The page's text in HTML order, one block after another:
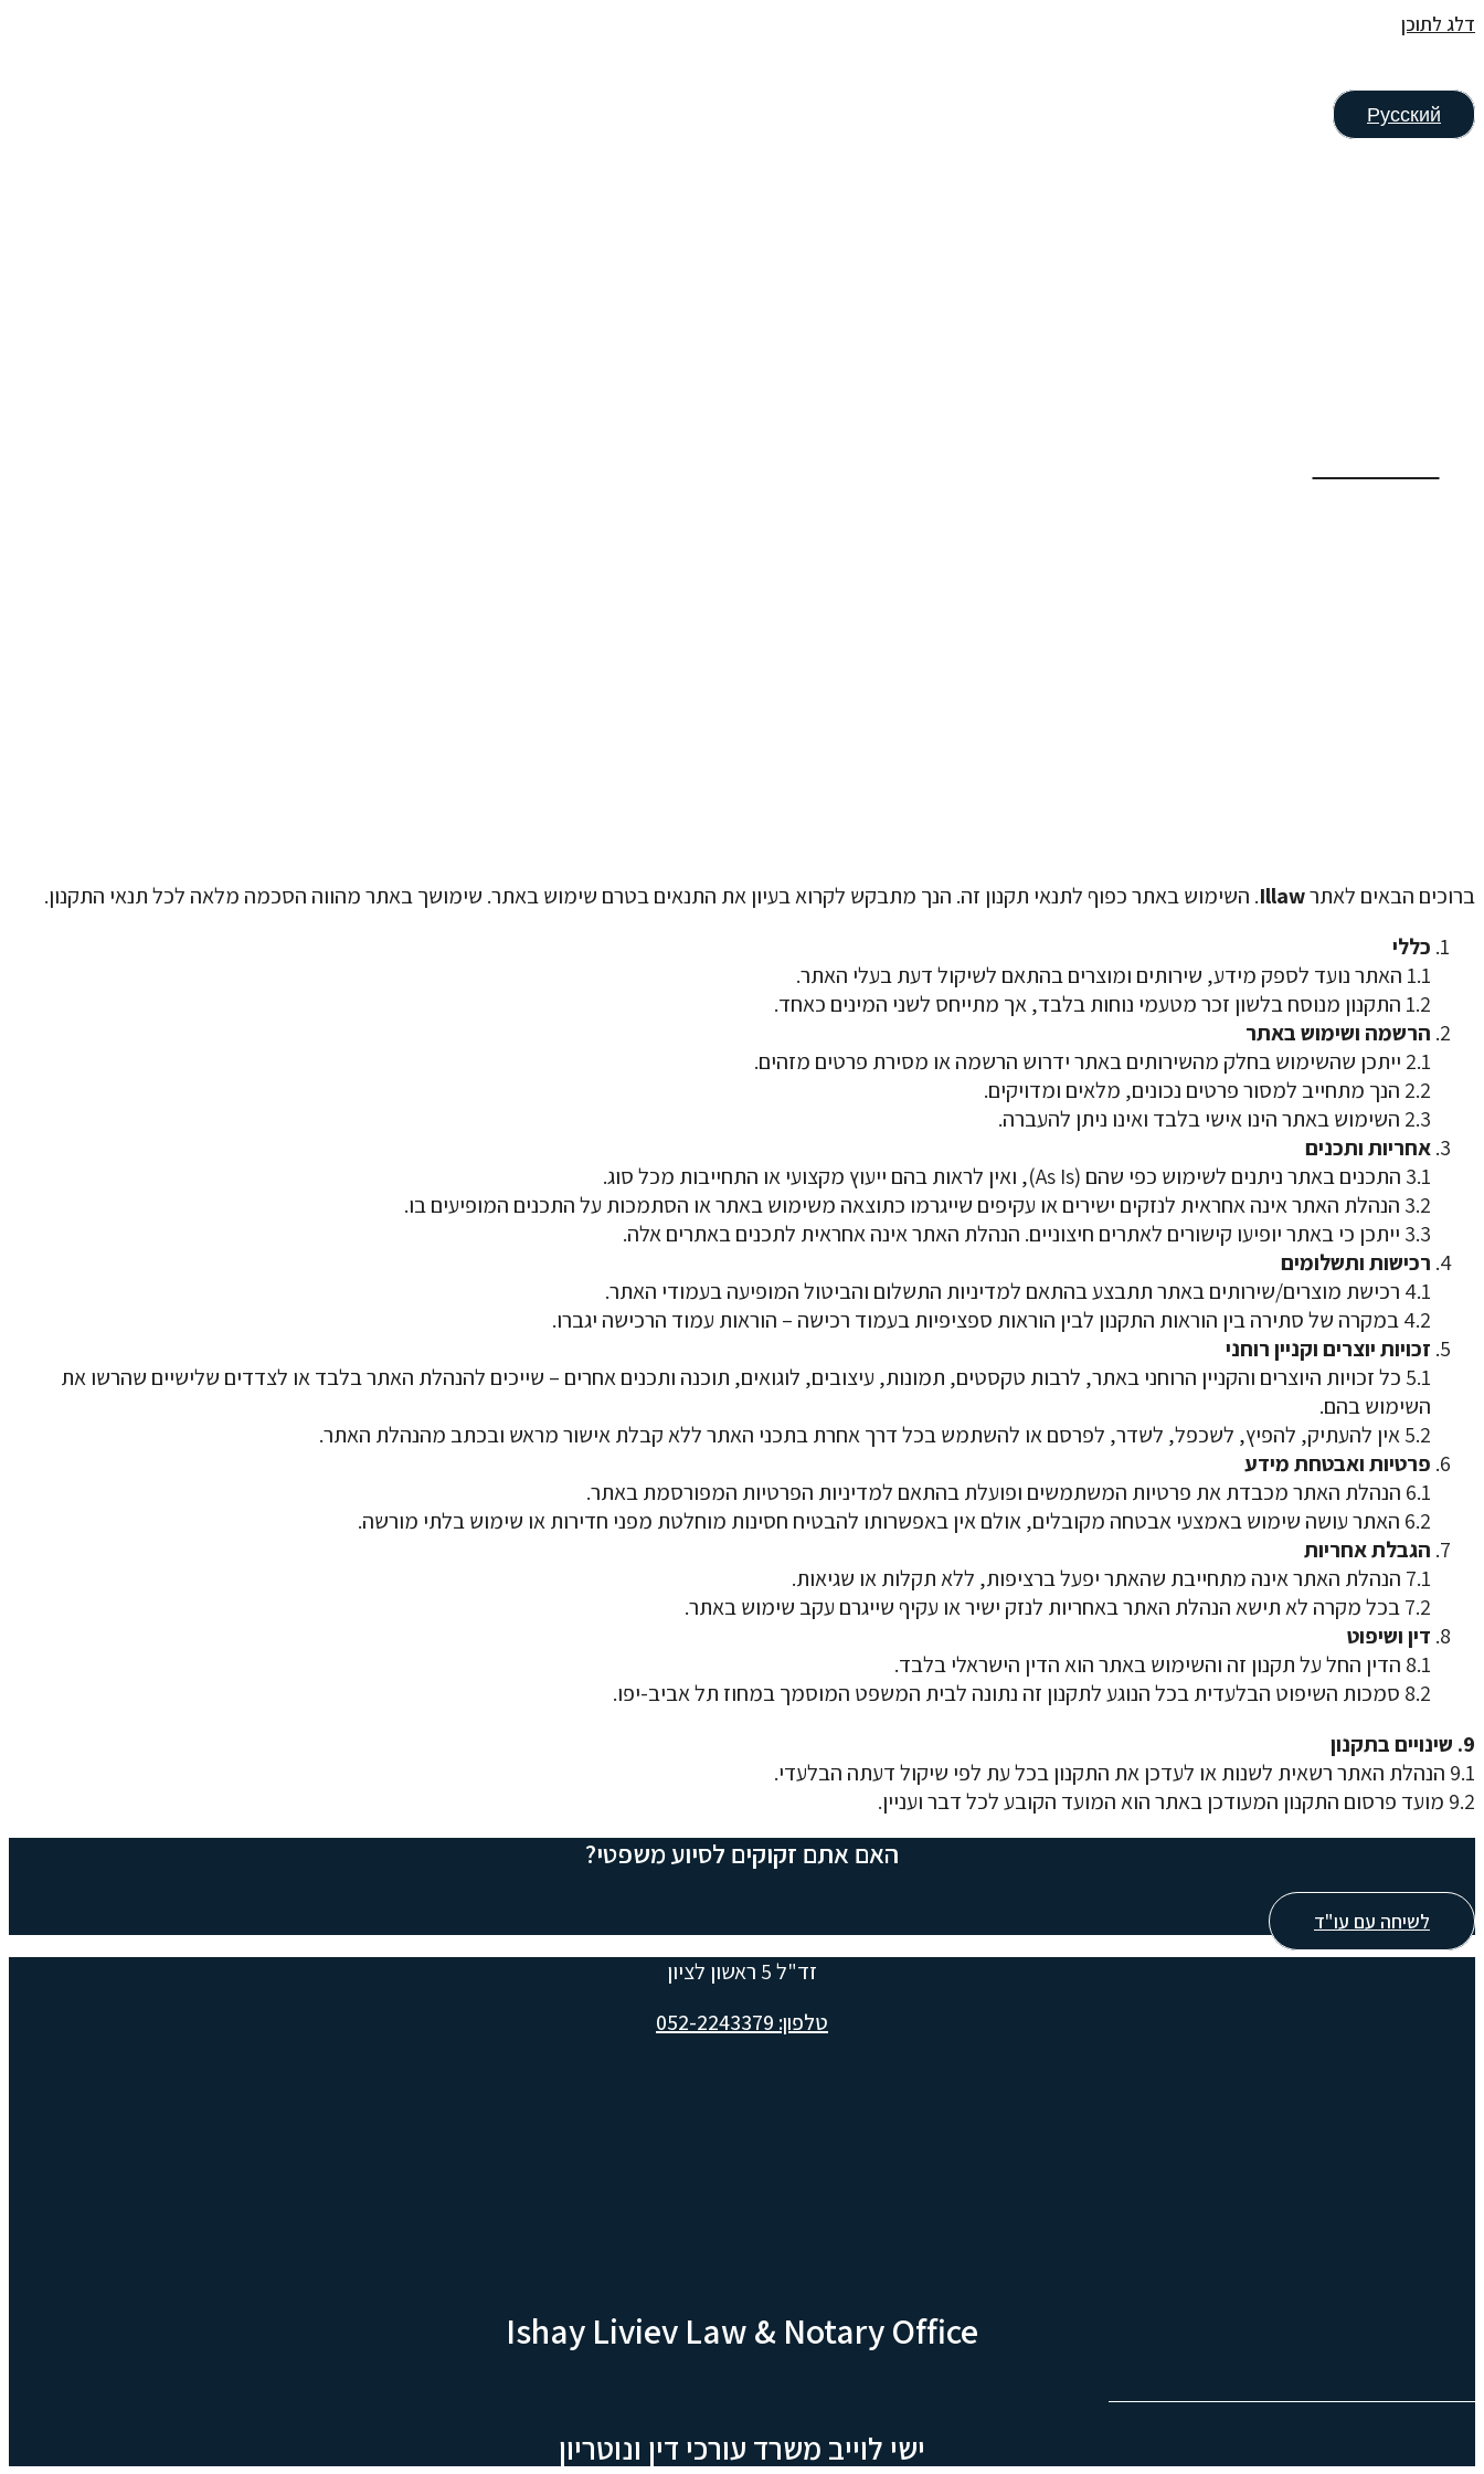
דלג לתוכן
Русский
ברוכים הבאים לאתרIllaw. השימוש באתר כפוף לתנאי תקנון זה. הנך מתבקש לקרוא בעיון את התנאים בטרם שימוש באתר. שימושך באתר מהווה הסכמה מלאה לכל תנאי התקנון.
כללי
1.1 האתר נועד לספק מידע, שירותים ומוצרים בהתאם לשיקול דעת בעלי האתר.
1.2 התקנון מנוסח בלשון זכר מטעמי נוחות בלבד, אך מתייחס לשני המינים כאחד.
הרשמה ושימוש באתר
2.1 ייתכן שהשימוש בחלק מהשירותים באתר ידרוש הרשמה או מסירת פרטים מזהים.
2.2 הנך מתחייב למסור פרטים נכונים, מלאים ומדויקים.
2.3 השימוש באתר הינו אישי בלבד ואינו ניתן להעברה.
אחריות ותכנים
3.1 התכנים באתר ניתנים לשימוש כפי שהם (As Is), ואין לראות בהם ייעוץ מקצועי או התחייבות מכל סוג.
3.2 הנהלת האתר אינה אחראית לנזקים ישירים או עקיפים שייגרמו כתוצאה משימוש באתר או הסתמכות על התכנים המופיעים בו.
3.3 ייתכן כי באתר יופיעו קישורים לאתרים חיצוניים. הנהלת האתר אינה אחראית לתכנים באתרים אלה.
רכישות ותשלומים
4.1 רכישת מוצרים/שירותים באתר תתבצע בהתאם למדיניות התשלום והביטול המופיעה בעמודי האתר.
4.2 במקרה של סתירה בין הוראות התקנון לבין הוראות ספציפיות בעמוד רכישה – הוראות עמוד הרכישה יגברו.
זכויות יוצרים וקניין רוחני
5.1 כל זכויות היוצרים והקניין הרוחני באתר, לרבות טקסטים, תמונות, עיצובים, לוגואים, תוכנה ותכנים אחרים – שייכים להנהלת האתר בלבד או לצדדים שלישיים שהרשו את
השימוש בהם.
5.2 אין להעתיק, להפיץ, לשכפל, לשדר, לפרסם או להשתמש בכל דרך אחרת בתכני האתר ללא קבלת אישור מראש ובכתב מהנהלת האתר.
פרטיות ואבטחת מידע
6.1 הנהלת האתר מכבדת את פרטיות המשתמשים ופועלת בהתאם למדיניות הפרטיות המפורסמת באתר.
6.2 האתר עושה שימוש באמצעי אבטחה מקובלים, אולם אין באפשרותו להבטיח חסינות מוחלטת מפני חדירות או שימוש בלתי מורשה.
הגבלת אחריות
7.1 הנהלת האתר אינה מתחייבת שהאתר יפעל ברציפות, ללא תקלות או שגיאות.
7.2 בכל מקרה לא תישא הנהלת האתר באחריות לנזק ישיר או עקיף שייגרם עקב שימוש באתר.
דין ושיפוט
8.1 הדין החל על תקנון זה והשימוש באתר הוא הדין הישראלי בלבד.
8.2 סמכות השיפוט הבלעדית בכל הנוגע לתקנון זה נתונה לבית המשפט המוסמך במחוז תל אביב-יפו.
9. שינויים בתקנון
9.1 הנהלת האתר רשאית לשנות או לעדכן את התקנון בכל עת לפי שיקול דעתה הבלעדי.
9.2 מועד פרסום התקנון המעודכן באתר הוא המועד הקובע לכל דבר ועניין.
האם אתם זקוקים לסיוע משפטי?
לשיחה עם עו"ד
זד"ל 5 ראשון לציון
טלפון: 052-2243379
Ishay Liviev Law & Notary Office
ישי לוייב משרד עורכי דין ונוטריון